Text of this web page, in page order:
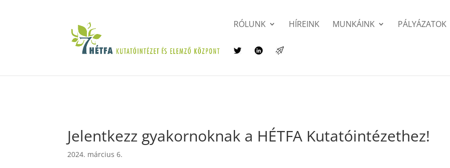
RÓLUNK HÍREINK MUNKÁINK PÁLYÁZATOK
Jelentkezz gyakornoknak a HÉTFA Kutatóintézethez!
2024. március 6.